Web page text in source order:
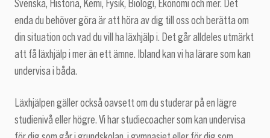
Svenska, Historia, Kemi, Fysik, Biologi, Ekonomi och mer. Det
enda du behöver göra är att höra av dig till oss och berätta om
din situation och vad du vill ha läxhjälp i. Det går alldeles utmärkt
att få läxhjälp i mer än ett ämne. Ibland kan vi ha lärare som kan
undervisa i båda.
Läxhjälpen gäller också oavsett om du studerar på en lägre
studienivå eller högre. Vi har studiecoacher som kan undervisa